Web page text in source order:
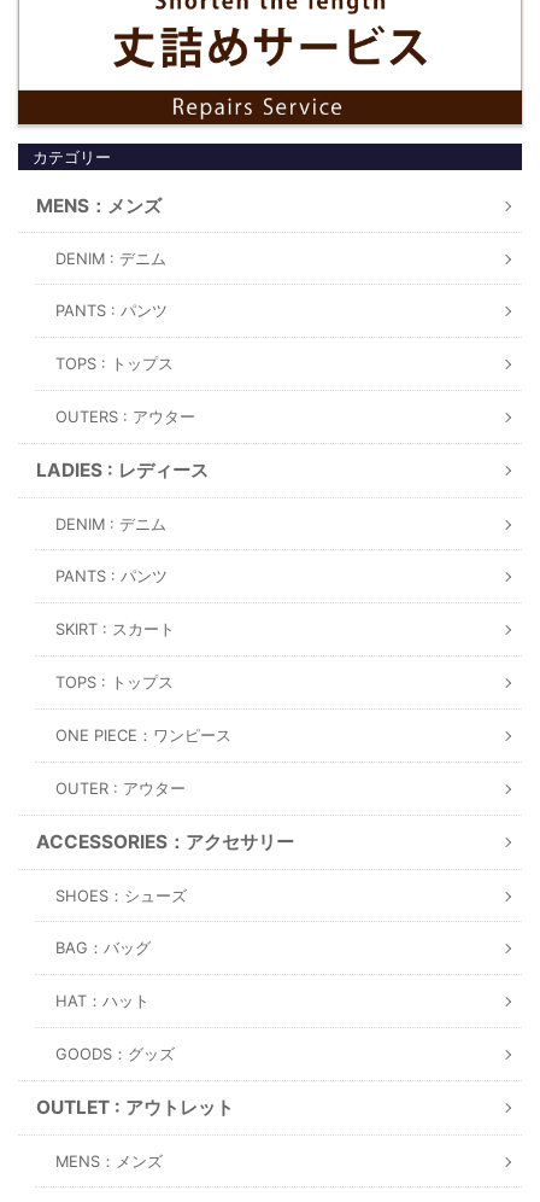
カテゴリー
MENS：メンズ
DENIM : デニム
PANTS : パンツ
TOPS : トップス
OUTERS : アウター
LADIES : レディース
DENIM : デニム
PANTS : パンツ
SKIRT : スカート
TOPS : トップス
ONE PIECE：ワンピース
OUTER : アウター
ACCESSORIES：アクセサリー
SHOES：シューズ
BAG：バッグ
HAT：ハット
GOODS：グッズ
OUTLET : アウトレット
MENS：メンズ